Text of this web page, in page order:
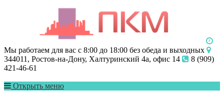
Мы работаем для вас с 8:00 до 18:00 без обеда и выходных
344011, Ростов-на-Дону, Халтуринский 4а, офис 14
8 (909)
421-46-61
Открыть меню